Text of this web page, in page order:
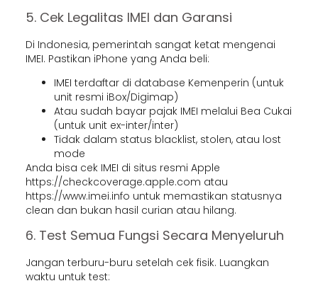
5. Cek Legalitas IMEI dan Garansi
Di Indonesia, pemerintah sangat ketat mengenai
IMEI. Pastikan iPhone yang Anda beli:
IMEI terdaftar di database Kemenperin (untuk
unit resmi iBox/Digimap)
Atau sudah bayar pajak IMEI melalui Bea Cukai
(untuk unit ex-inter/inter)
Tidak dalam status blacklist, stolen, atau lost
mode
Anda bisa cek IMEI di situs resmi Apple
https://checkcoverage.apple.com atau
https://www.imei.info untuk memastikan statusnya
clean dan bukan hasil curian atau hilang.
6. Test Semua Fungsi Secara Menyeluruh
Jangan terburu-buru setelah cek fisik. Luangkan
waktu untuk test: